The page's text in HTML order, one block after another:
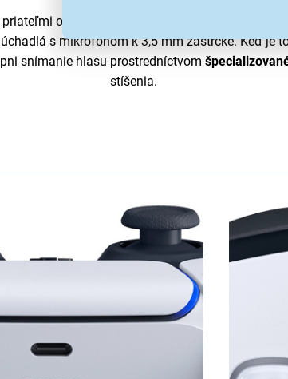
online prostredníctvom
s mikrofónom k 3,5 mm zástrčke. Keď je
snímanie hlasu prostredníctvom
stíšenia.